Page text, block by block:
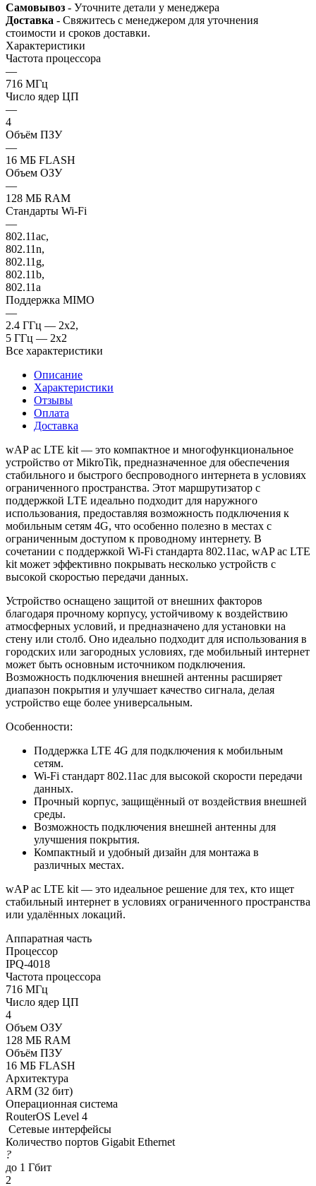
Самовывоз - Уточните детали у менеджера
Доставка - Свяжитесь с менеджером для уточнения
стоимости и сроков доставки.
Характеристики
Частота процессора
—
716 МГц
Число ядер ЦП
—
4
Объём ПЗУ
—
16 МБ FLASH
Объем ОЗУ
—
128 МБ RAM
Стандарты Wi-Fi
—
802.11ac,
802.11n,
802.11g,
802.11b,
802.11a
Поддержка MIMO
—
2.4 ГГц — 2x2,
5 ГГц — 2x2
Все характеристики
Описание
Характеристики
Отзывы
Оплата
Доставка
wAP ac LTE kit — это компактное и многофункциональное
устройство от MikroTik, предназначенное для обеспечения
стабильного и быстрого беспроводного интернета в условиях
ограниченного пространства. Этот маршрутизатор с
поддержкой LTE идеально подходит для наружного
использования, предоставляя возможность подключения к
мобильным сетям 4G, что особенно полезно в местах с
ограниченным доступом к проводному интернету. В
сочетании с поддержкой Wi-Fi стандарта 802.11ac, wAP ac LTE
kit может эффективно покрывать несколько устройств с
высокой скоростью передачи данных.
Устройство оснащено защитой от внешних факторов
благодаря прочному корпусу, устойчивому к воздействию
атмосферных условий, и предназначено для установки на
стену или столб. Оно идеально подходит для использования в
городских или загородных условиях, где мобильный интернет
может быть основным источником подключения.
Возможность подключения внешней антенны расширяет
диапазон покрытия и улучшает качество сигнала, делая
устройство еще более универсальным.
Особенности:
Поддержка LTE 4G для подключения к мобильным
сетям.
Wi-Fi стандарт 802.11ac для высокой скорости передачи
данных.
Прочный корпус, защищённый от воздействия внешней
среды.
Возможность подключения внешней антенны для
улучшения покрытия.
Компактный и удобный дизайн для монтажа в
различных местах.
wAP ac LTE kit — это идеальное решение для тех, кто ищет
стабильный интернет в условиях ограниченного пространства
или удалённых локаций.
Аппаратная часть
Процессор
IPQ-4018
Частота процессора
716 МГц
Число ядер ЦП
4
Объем ОЗУ
128 МБ RAM
Объём ПЗУ
16 МБ FLASH
Архитектура
ARM (32 бит)
Операционная система
RouterOS Level 4
Сетевые интерфейсы
Количество портов Gigabit Ethernet
?
до 1 Гбит
2